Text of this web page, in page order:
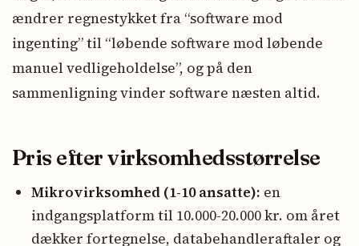
ændrer regnestykket fra “software mod
ingenting” til “løbende software mod løbende
manuel vedligeholdelse”, og på den
sammenligning vinder software næsten altid.
Pris efter virksomhedsstørrelse
Mikrovirksomhed (1-10 ansatte): en
indgangsplatform til 10.000-20.000 kr. om året
dækker fortegnelse, databehandleraftaler og